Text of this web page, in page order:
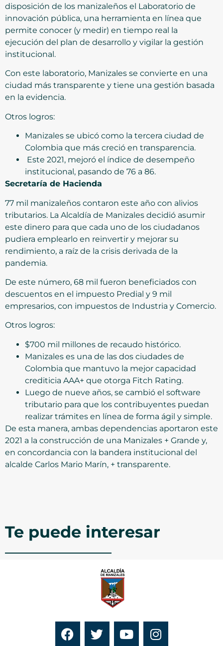
disposición de los manizaleños el Laboratorio de
innovación pública, una herramienta en línea que
permite conocer (y medir) en tiempo real la
ejecución del plan de desarrollo y vigilar la gestión
institucional.
Con este laboratorio, Manizales se convierte en una
ciudad más transparente y tiene una gestión basada
en la evidencia.
Otros logros:
Manizales se ubicó como la tercera ciudad de
Colombia que más creció en transparencia.
Este 2021, mejoró el índice de desempeño
institucional, pasando de 76 a 86.
Secretaría de Hacienda
77 mil manizaleños contaron este año con alivios
tributarios. La Alcaldía de Manizales decidió asumir
este dinero para que cada uno de los ciudadanos
pudiera emplearlo en reinvertir y mejorar su
rendimiento, a raíz de la crisis derivada de la
pandemia.
De este número, 68 mil fueron beneficiados con
descuentos en el impuesto Predial y 9 mil
empresarios, con impuestos de Industria y Comercio.
Otros logros:
$700 mil millones de recaudo histórico.
Manizales es una de las dos ciudades de
Colombia que mantuvo la mejor capacidad
crediticia AAA+ que otorga Fitch Rating.
Luego de nueve años, se cambió el software
tributario para que los contribuyentes puedan
realizar trámites en línea de forma ágil y simple.
De esta manera, ambas dependencias aportaron este
2021 a la construcción de una Manizales + Grande y,
en concordancia con la bandera institucional del
alcalde Carlos Mario Marín, + transparente.
Te puede interesar